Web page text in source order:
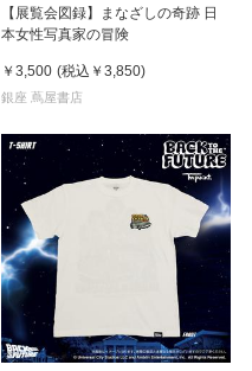
【展覧会図録】まなざしの奇跡 日
本女性写真家の冒険
￥3,500 (税込 ￥3,850)
銀座 蔦屋書店